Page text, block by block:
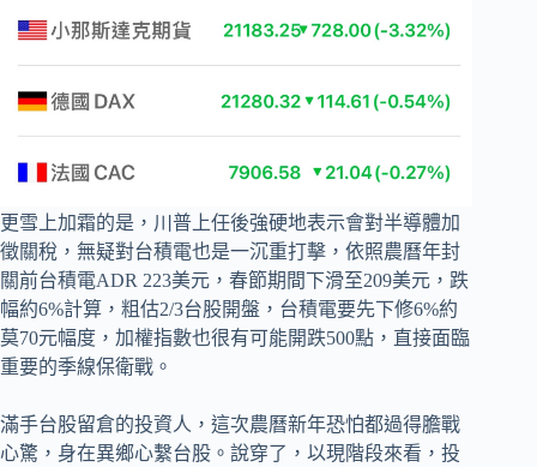
更雪上加霜的是，川普上任後強硬地表示會對半導體加
徵關稅，無疑對台積電也是一沉重打擊，依照農曆年封
關前台積電ADR 223美元，春節期間下滑至209美元，跌
幅約6%計算，粗估2/3台股開盤，台積電要先下修6%約
莫70元幅度，加權指數也很有可能開跌500點，直接面臨
重要的季線保衛戰。
滿手台股留倉的投資人，這次農曆新年恐怕都過得膽戰
心驚，身在異鄉心繫台股。說穿了，以現階段來看，投